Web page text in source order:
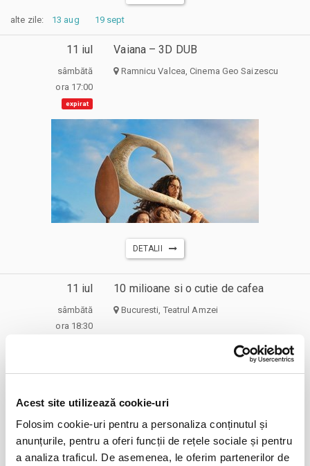
Acest site utilizează cookie-uri
Folosim cookie-uri pentru a personaliza conținutul și
anunțurile, pentru a oferi funcții de rețele sociale și pentru
a analiza traficul. De asemenea, le oferim partenerilor de
alte zile: 13 aug 19 sept
11 iul
sâmbătă
ora 17:00
expirat
Vaiana – 3D DUB
Ramnicu Valcea, Cinema Geo Saizescu
DETALII
11 iul
sâmbătă
ora 18:30
10 milioane si o cutie de cafea
Bucuresti, Teatrul Amzei